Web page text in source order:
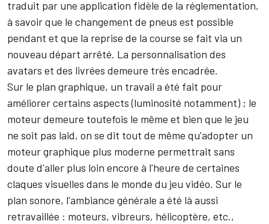
traduit par une application fidèle de la réglementation,
à savoir que le changement de pneus est possible
pendant et que la reprise de la course se fait via un
nouveau départ arrêté. La personnalisation des
avatars et des livrées demeure très encadrée.
Sur le plan graphique, un travail a été fait pour
améliorer certains aspects (luminosité notamment) ; le
moteur demeure toutefois le même et bien que le jeu
ne soit pas laid, on se dit tout de même qu'adopter un
moteur graphique plus moderne permettrait sans
doute d'aller plus loin encore à l'heure de certaines
claques visuelles dans le monde du jeu vidéo. Sur le
plan sonore, l'ambiance générale a été là aussi
retravaillée : moteurs, vibreurs, hélicoptère, etc.,